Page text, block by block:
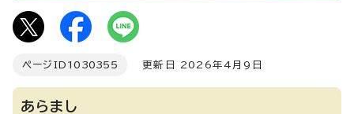
ページID 1030355 更新日 2026年4月9日
あらまし